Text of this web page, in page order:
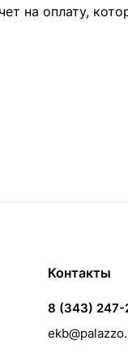
на оплату,
Контакты
8 (343)